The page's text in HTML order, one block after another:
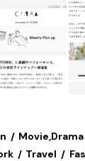
Movie,Drama
Travel